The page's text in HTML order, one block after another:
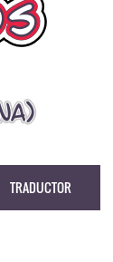
TRADUCTOR